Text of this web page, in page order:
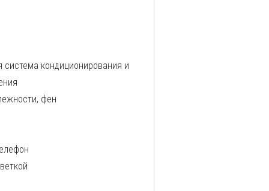
система кондиционирования и
фен